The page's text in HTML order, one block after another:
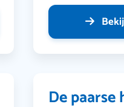
De paarse